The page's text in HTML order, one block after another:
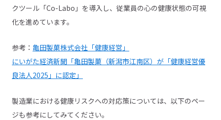
クツール「Co-Labo」を導入し、従業員の心の健康状態の可視
化を進めています。
参考： 亀田製菓株式会社「健康経営」
にいがた経済新聞「亀田製菓（新潟市江南区）が「健康経営優
良法人2025」に認定」
製造業における健康リスクへの対応策については、以下のペー
ジも参考にしてみてください。